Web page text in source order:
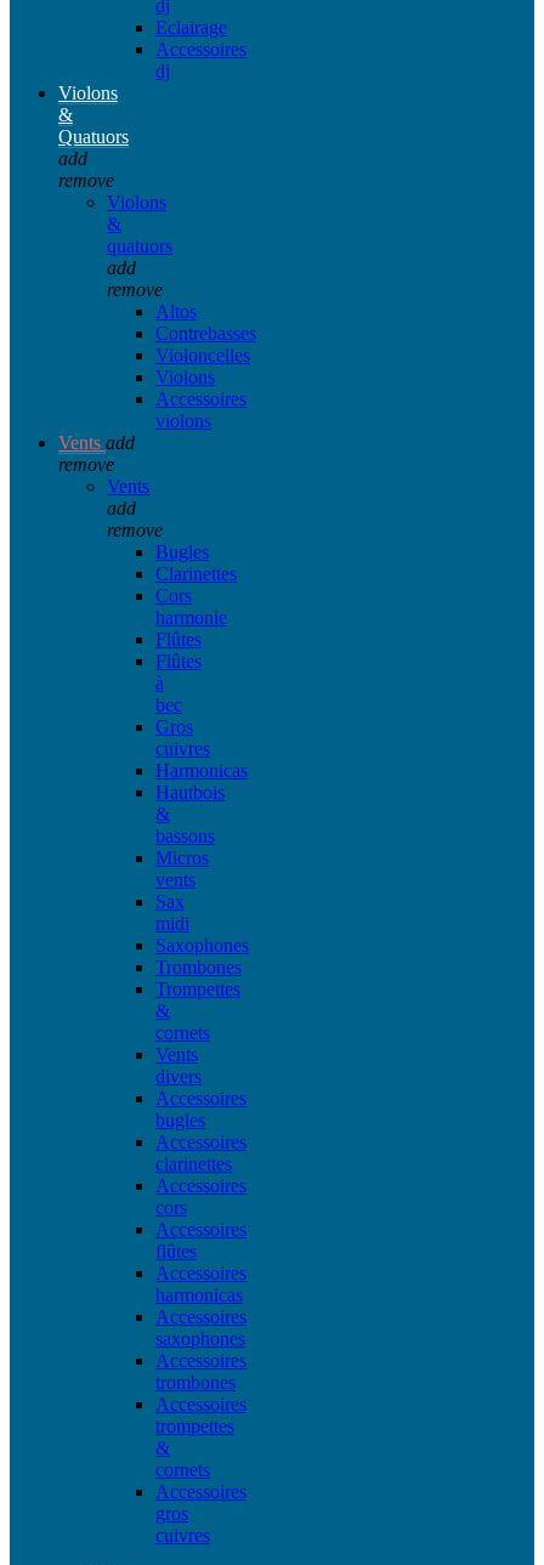
dj
Eclairage
Accessoires
dj
Violons
&
Quatuors
add
remove
Violons
&
quatuors
add
remove
Altos
Contrebasses
Violoncelles
Violons
Accessoires
violons
Vents add
remove
Vents
add
remove
Bugles
Clarinettes
Cors
harmonie
Flûtes
Flûtes
à
bec
Gros
cuivres
Harmonicas
Hautbois
&
bassons
Micros
vents
Sax
midi
Saxophones
Trombones
Trompettes
&
cornets
Vents
divers
Accessoires
bugles
Accessoires
clarinettes
Accessoires
cors
Accessoires
flûtes
Accessoires
harmonicas
Accessoires
saxophones
Accessoires
trombones
Accessoires
trompettes
&
cornets
Accessoires
gros
cuivres